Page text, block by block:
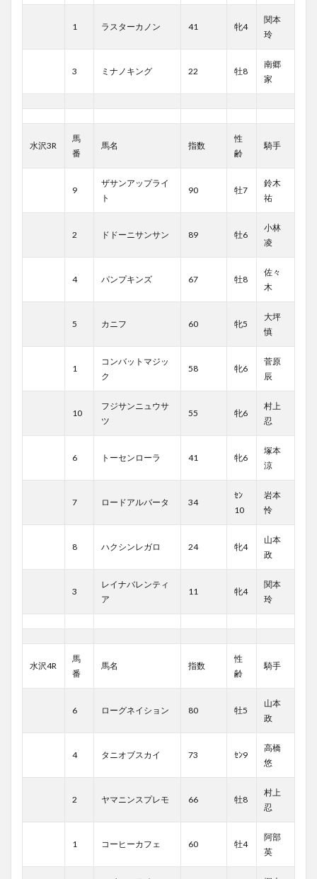
1 ラスターカノン 41 牝4
関本
玲
3 ミナノキング 22 牡8
南郷
家
水沢3R
馬
番
馬名 指数
性
齢
騎手
9
ザサンアップライ
ト
90 牡7
鈴木
祐
2 ドドーニサンサン 89 牡6
小林
凌
4 パンプキンズ 67 牡8
佐々
木
5 カニフ 60 牝5
大坪
慎
1
コンバットマジッ
ク
58 牝6
菅原
辰
10
フジサンニュウサ
ツ
55 牝6
村上
忍
6 トーセンローラ 41 牝6
塚本
涼
7 ロードアルバータ 34
ｾﾝ
10
岩本
怜
8 ハクシンレガロ 24 牝4
山本
政
3
レイナバレンティ
ア
11 牝4
関本
玲
水沢4R
馬
番
馬名 指数
性
齢
騎手
6 ローグネイション 80 牡5
山本
政
4 タニオブスカイ 73 ｾﾝ9
高橋
悠
2 ヤマニンスプレモ 66 牡8
村上
忍
1 コーヒーカフェ 60 牡4
阿部
英